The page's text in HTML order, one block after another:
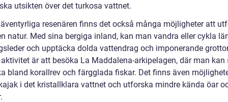
utsikten över det turkosa vattnet.
resenären finns det också många möjligheter att
natur. Med sina bergiga inland, kan man vandra eller cykla
och upptäcka dolda vattendrag och imponerande
är att besöka La Maddalena-arkipelagen, där man kan
bland korallrev och färgglada fiskar. Det finns även
i det kristallklara vattnet och utforska mindre kända öar